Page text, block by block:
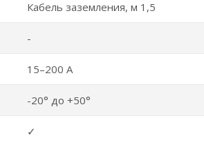
Кабель заземления, м 1,5
-
15–200 А
-20° до +50°
✓